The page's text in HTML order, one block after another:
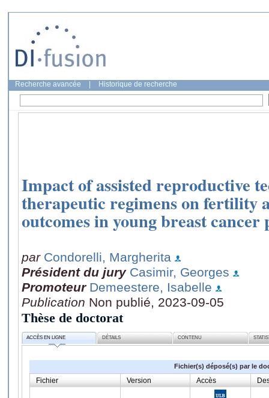
Recherche avancée Historique de recherche
Impact of assisted reproductive
therapeutic regimens on fertility
outcomes in young breast cancer
par Condorelli, Margherita
Président du jury Casimir, Georges
Promoteur Demeestere, Isabelle
Publication Non publié, 2023-09-05
Thèse de doctorat
ACCÈS EN LIGNE DÉTAILS CONTENU
Fichier(s) déposé(s) par le
Fichier Version Accès